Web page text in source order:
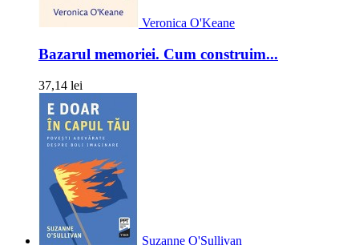
Veronica O'Keane
Bazarul memoriei. Cum construim...
37,14 lei
Suzanne O'Sullivan